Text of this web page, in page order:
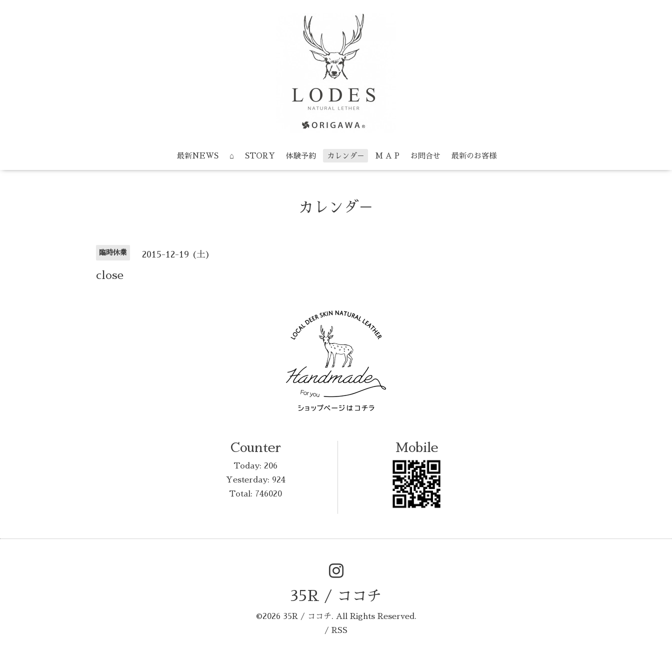
最新NEWS ⌂ STORY 体験予約 カレンダ－ M A P お問合せ 最新のお客様
カレンダ－
臨時休業 2015-12-19 (土)
close
Counter
Today: 206
Yesterday: 924
Total: 746020
Mobile
35R / ココチ
©2026 35R / ココチ. All Rights Reserved.
/ RSS